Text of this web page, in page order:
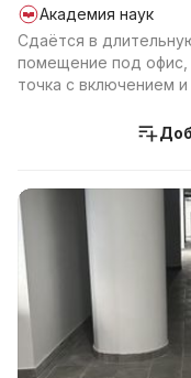
Академия наук
Сдаётся в
помещение под офис,
точка с включением